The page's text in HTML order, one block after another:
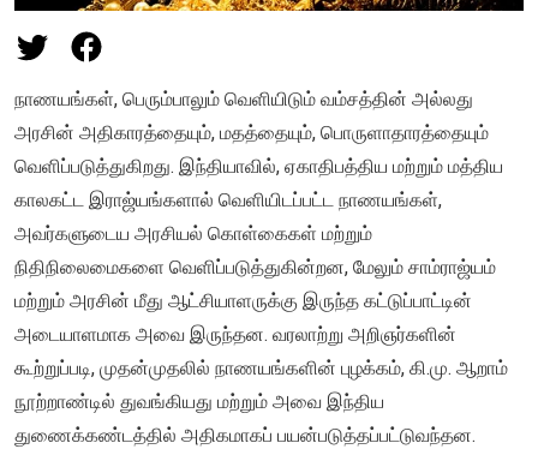
நாணயங்கள், பெரும்பாலும் வெளியிடும் வம்சத்தின் அல்லது
அரசின் அதிகாரத்தையும், மதத்தையும், பொருளாதாரத்தையும்
வெளிப்படுத்துகிறது. இந்தியாவில், ஏகாதிபத்திய மற்றும் மத்திய
காலகட்ட இராஜ்யங்களால் வெளியிடப்பட்ட நாணயங்கள்,
அவர்களுடைய அரசியல் கொள்கைகள் மற்றும்
நிதிநிலைமைகளை வெளிப்படுத்துகின்றன, மேலும் சாம்ராஜ்யம்
மற்றும் அரசின் மீது ஆட்சியாளருக்கு இருந்த கட்டுப்பாட்டின்
அடையாளமாக அவை இருந்தன. வரலாற்று அறிஞர்களின்
கூற்றுப்படி, முதன்முதலில் நாணயங்களின் புழக்கம், கி.மு. ஆறாம்
நூற்றாண்டில் துவங்கியது மற்றும் அவை இந்திய
துணைக்கண்டத்தில் அதிகமாகப் பயன்படுத்தப்பட்டுவந்தன.